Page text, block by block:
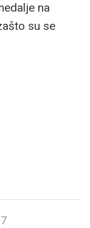
na
su se